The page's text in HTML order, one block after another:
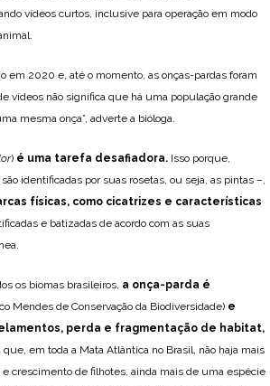
vídeos curtos, inclusive para operação em modo
em 2020 e, até o momento, as onças-pardas foram
vídeos não significa que há uma população grande
mesma onça”, adverte a bióloga.
) é uma tarefa desafiadora. Isso porque,
identificadas por suas rosetas, ou seja, as pintas –,
físicas, como cicatrizes e características
e batizadas de acordo com as suas
os biomas brasileiros, a onça-parda é
Mendes de Conservação da Biodiversidade) e
perda e fragmentação de habitat,
que, em toda a Mata Atlântica no Brasil, não haja mais
crescimento de filhotes, ainda mais de uma espécie